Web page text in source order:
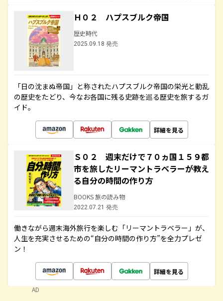
Ｈ０２ ハプスブルク帝国
歴史時代
2025.09.18 発売
「日の沈まぬ帝国」と称されたハプスブルク帝国の栄光と動乱
の歴史をたどり、今なお各国に残る史跡を巡る歴史を旅するガ
イド。
詳細を見る
Ｓ０２ 週末だけで７０ヵ国１５９都
市を旅したリーマントラベラーが教え
る自分の時間の作り方
BOOKS 旅の読み物
2022.07.21 発売
働きながら週末海外旅行を楽しむ「リーマントラベラー」が、
人生を充実させるための“自分の時間の作り方”を全力プレゼ
ン！
詳細を見る
AD